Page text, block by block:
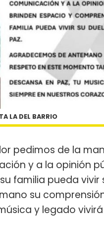
LA DEL BARRIO
pedimos de la
y a la opinión
familia pueda vivir
su
y legado